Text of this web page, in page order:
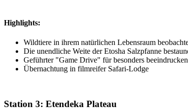
Highlights:
Wildtiere in ihrem natürlichen Lebensraum
Die unendliche Weite der Etosha Salzpfanne
Geführter "Game Drive" für besonders
Übernachtung in filmreifer Safari-Lodge
Station 3: Etendeka Plateau